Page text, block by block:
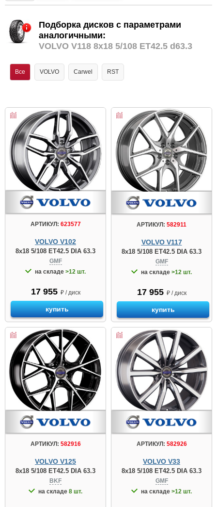
Подборка дисков с параметрами
аналогичными:
VOLVO V118 8x18 5/108 ET42.5 d63.3
Все VOLVO Carwel RST
АРТИКУЛ: 623577
VOLVO V102
8x18 5/108 ET42.5 DIA 63.3
GMF
на складе >12 шт.
17 955 ₽ / диск
купить
АРТИКУЛ: 582911
VOLVO V117
8x18 5/108 ET42.5 DIA 63.3
GMF
на складе >12 шт.
17 955 ₽ / диск
купить
АРТИКУЛ: 582916
VOLVO V125
8x18 5/108 ET42.5 DIA 63.3
BKF
на складе 8 шт.
АРТИКУЛ: 582926
VOLVO V33
8x18 5/108 ET42.5 DIA 63.3
GMF
на складе >12 шт.